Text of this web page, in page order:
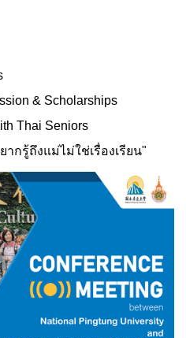
& Scholarships
Thai Seniors
กรู้ถึงแม่ไม่ใช่เรื่องเรียน"